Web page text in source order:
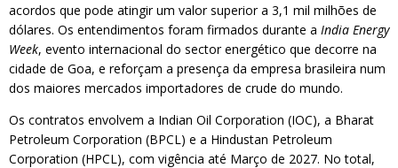
acordos que pode atingir um valor superior a 3,1 mil milhões de
dólares. Os entendimentos foram firmados durante a India Energy
Week, evento internacional do sector energético que decorre na
cidade de Goa, e reforçam a presença da empresa brasileira num
dos maiores mercados importadores de crude do mundo.
Os contratos envolvem a Indian Oil Corporation (IOC), a Bharat
Petroleum Corporation (BPCL) e a Hindustan Petroleum
Corporation (HPCL), com vigência até Março de 2027. No total,